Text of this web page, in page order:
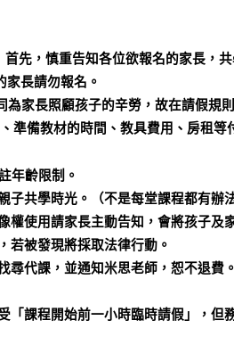
，慎重告知各位欲報名的家長，共
長請勿報名。
照顧孩子的辛勞，故在請假規則
準備教材的時間、教具費用、房租等
年齡限制。
共學時光。（不是每堂課程都有辦
使用請家長主動告知，會將孩子及
若被發現將採取法律行動。
代課，並通知米思老師，恕不退費
課程開始前一小時臨時請假」，但